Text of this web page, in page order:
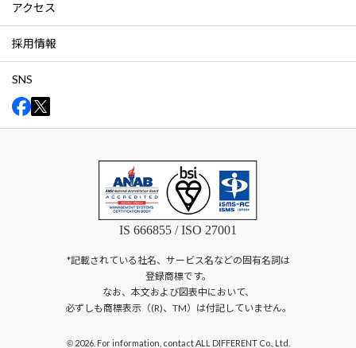
アクセス
採用情報
SNS
IS 666855 / ISO 27001
*記載されている社名、サービス名などの固有名詞は
登録商標です。
なお、本文および図表中において、
必ずしも商標表示（(R)、TM）は付記していません。
©2026. For information, contact ALL DIFFERENT Co., Ltd.